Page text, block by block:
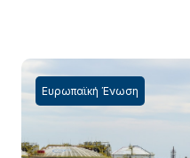
Ευρωπαϊκή Ένωση